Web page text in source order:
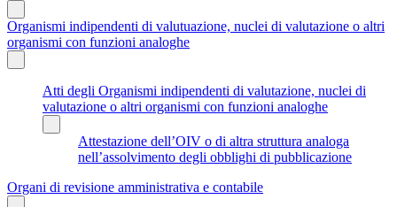
Organismi indipendenti di valutuazione, nuclei di valutazione o altri
organismi con funzioni analoghe
Atti degli Organismi indipendenti di valutazione, nuclei di
valutazione o altri organismi con funzioni analoghe
Attestazione dell’OIV o di altra struttura analoga
nell’assolvimento degli obblighi di pubblicazione
Organi di revisione amministrativa e contabile